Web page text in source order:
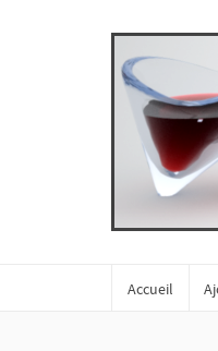
Accueil